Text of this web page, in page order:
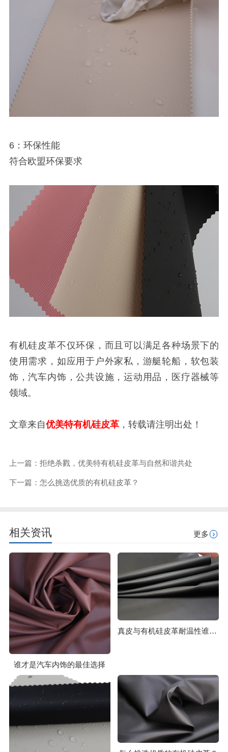
6：环保性能
符合欧盟环保要求
有机硅皮革不仅环保，而且可以满足各种场景下的
使用需求，如应用于户外家私，游艇轮船，软包装
饰，汽车内饰，公共设施，运动用品，医疗器械等
领域。
文章来自优美特有机硅皮革，转载请注明出处！
上一篇：拒绝杀戮，优美特有机硅皮革与自然和谐共处
下一篇：怎么挑选优质的有机硅皮革？
相关资讯 更多
谁才是汽车内饰的最佳选择
真皮与有机硅皮革耐温性谁更胜一筹？